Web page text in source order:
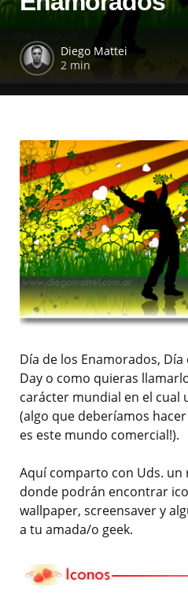
Diego Mattei
2 min
Día de los Enamorados,
Day o como quieras
carácter mundial en el cual
(algo que deberíamos
es este mundo comercial!).
Aquí comparto con Uds.
donde podrán encontrar
wallpaper, screensaver y
a tu amada/o geek.